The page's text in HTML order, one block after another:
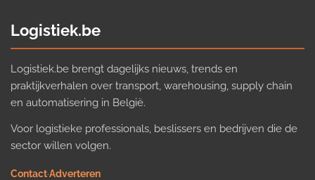
Logistiek.be
Logistiek.be brengt dagelijks nieuws, trends en
praktijkverhalen over transport, warehousing, supply chain
en automatisering in België.
Voor logistieke professionals, beslissers en bedrijven die de
sector willen volgen.
Contact·Adverteren